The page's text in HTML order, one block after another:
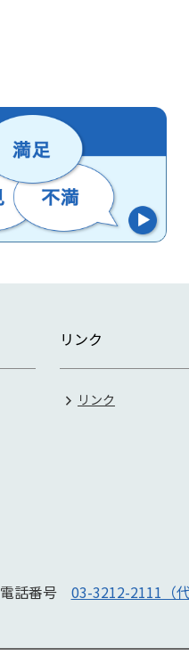
リンク
リンク
電話番号 03-3212-2111（代